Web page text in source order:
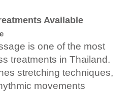
Available
is one of the most
treatments in Thailand.
stretching techniques,
movements